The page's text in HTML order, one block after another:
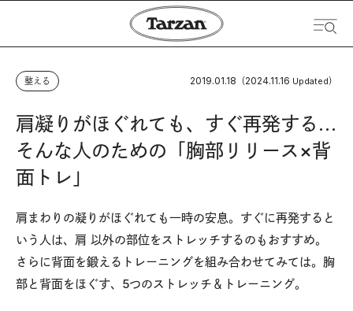
整える 2019.01.18 （2024.11.16 Updated）
肩凝りがほぐれても、すぐ再発する…
そんな人のための「胸部リリース×背
面トレ」
肩まわりの凝りがほぐれても一時の安息。すぐに再発すると
いう人は、肩以外の部位をストレッチするのもおすすめ。
さらに背面を鍛えるトレーニングを組み合わせてみては。胸
部と背面をほぐす、5つのストレッチ＆トレーニング。